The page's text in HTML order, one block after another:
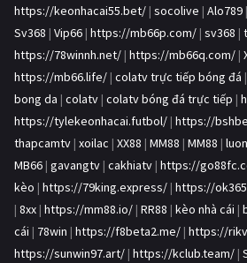
https://keonhacai55.bet/ | socolive | Alo789 |
Sv368 | Vip66 | https://mb66p.com/ | sv368 |
https://78winnh.net/ | https://mb66q.com/ |
https://mb66.life/ | colatv trực tiếp bóng đá |
bong da | colatv | colatv bóng đá trực tiếp |
https://tylekeonhacai.futbol/ | https://
thapcamtv | xoilac | XX88 | MM88 | MM88 |
MB66 | gavangtv | cakhiatv | https://
kèo | https://79king.express/ | https://
| 8xx | https://mm88.io/ | RR88 | kèo nhà cái |
cái | 78win | https://f8beta2.me/ | https://
https://sunwin97.art/ | https://kclub.team/ |